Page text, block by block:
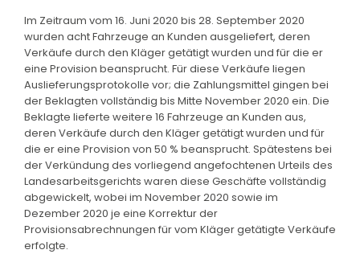
Im Zeitraum vom 16. Juni 2020 bis 28. September 2020
wurden acht Fahrzeuge an Kunden ausgeliefert, deren
Verkäufe durch den Kläger getätigt wurden und für die er
eine Provision beansprucht. Für diese Verkäufe liegen
Auslieferungsprotokolle vor; die Zahlungsmittel gingen bei
der Beklagten vollständig bis Mitte November 2020 ein. Die
Beklagte lieferte weitere 16 Fahrzeuge an Kunden aus,
deren Verkäufe durch den Kläger getätigt wurden und für
die er eine Provision von 50 % beansprucht. Spätestens bei
der Verkündung des vorliegend angefochtenen Urteils des
Landesarbeitsgerichts waren diese Geschäfte vollständig
abgewickelt, wobei im November 2020 sowie im
Dezember 2020 je eine Korrektur der
Provisionsabrechnungen für vom Kläger getätigte Verkäufe
erfolgte.